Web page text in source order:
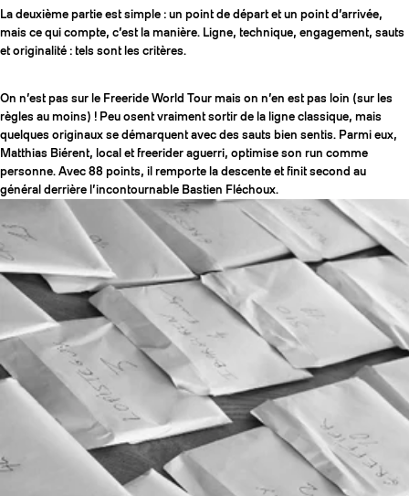
La deuxième partie est simple : un point de départ et un point d’arrivée,
mais ce qui compte, c’est la manière. Ligne, technique, engagement, sauts
et originalité : tels sont les critères.
On n’est pas sur le Freeride World Tour mais on n’en est pas loin (sur les
règles au moins) ! Peu osent vraiment sortir de la ligne classique, mais
quelques originaux se démarquent avec des sauts bien sentis. Parmi eux,
Matthias Biérent, local et freerider aguerri, optimise son run comme
personne. Avec 88 points, il remporte la descente et finit second au
général derrière l’incontournable Bastien Fléchoux.